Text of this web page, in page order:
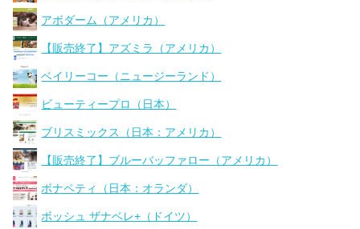
アボダーム（アメリカ）
【販売終了】アズミラ（アメリカ）
ベイリーコー（ニュージーランド）
ビューティープロ（日本）
ブリスミックス（日本：アメリカ）
【販売終了】ブルーバッファロー（アメリカ）
ボナペティ（日本：オランダ）
ボッシュ ザナベレ+（ドイツ）